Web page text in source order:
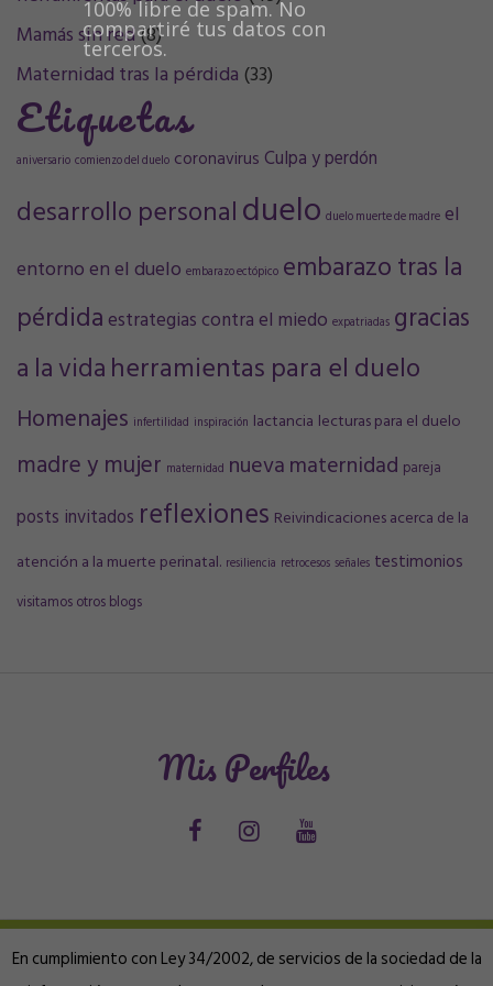
Mamás sin red(8)
Maternidad tras la pérdida (33)
Etiquetas
aniversario comienzo del duelo coronavirus Culpa y perdón
desarrollo personalduelo duelo muerte de madre el
entorno en el duelo embarazo ectópico embarazo tras la
pérdida estrategias contra el miedo expatriadas gracias
a la vidaherramientas para el duelo
Homenajes infertilidad inspiración lactancia lecturas para el duelo
madre y mujer maternidad nueva maternidad pareja
posts invitados reflexiones Reivindicaciones acerca de la
atención a la muerte perinatal. resiliencia retrocesos señales testimonios
visitamos otros blogs
Mis Perfiles
En cumplimiento con Ley 34/2002, de servicios de la sociedad de la
100% libre de spam. No
compartiré tus datos con
terceros.